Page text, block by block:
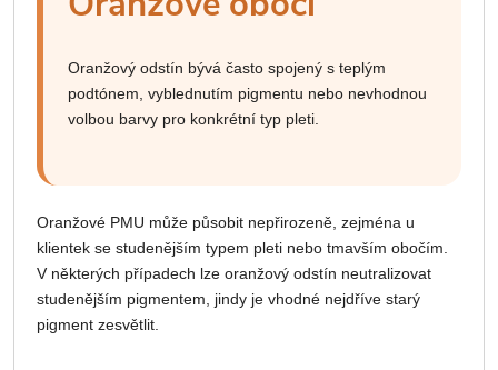
Oranžový odstín bývá často spojený s teplým
podtónem, vyblednutím pigmentu nebo nevhodnou
volbou barvy pro konkrétní typ pleti.
Oranžové PMU může působit nepřirozeně, zejména u
klientek se studenějším typem pleti nebo tmavším obočím.
V některých případech lze oranžový odstín neutralizovat
studenějším pigmentem, jindy je vhodné nejdříve starý
pigment zesvětlit.